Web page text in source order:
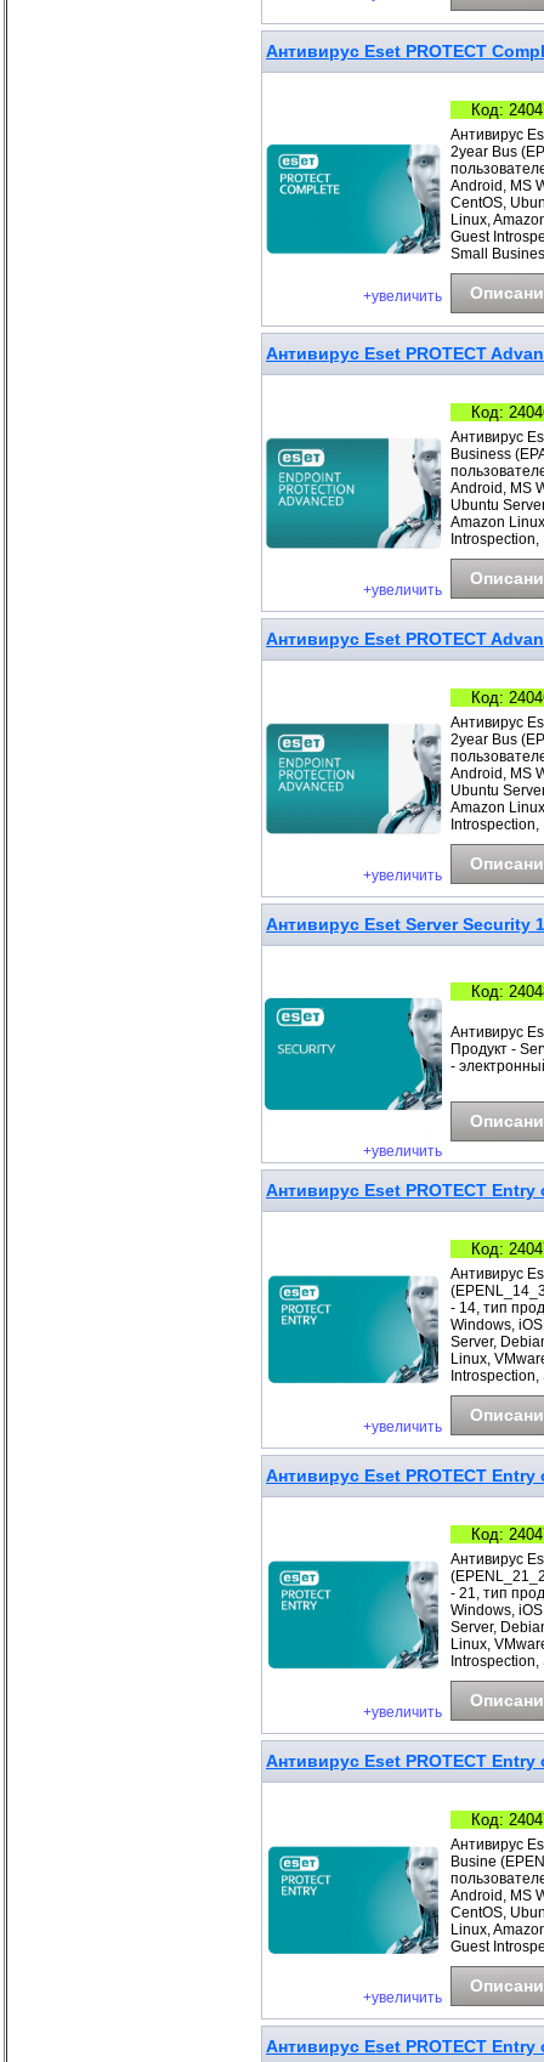
Антивирус Eset PROTECT
+увеличить
Код:
Антивирус
2year Bus
Android, MS
CentOS,
Linux,
Guest
Small
Антивирус Eset PROTECT
+увеличить
Код:
Антивирус
Business
Android, MS
Ubuntu
Amazon
Антивирус Eset PROTECT
+увеличить
Код:
Антивирус
2year Bus
Android, MS
Ubuntu
Amazon
Антивирус Eset Server Security
+увеличить
Код:
Антивирус
Продукт -
-
Антивирус Eset PROTECT
+увеличить
Код:
Антивирус
- 14, тип
Windows,
Server,
Linux,
Антивирус Eset PROTECT
+увеличить
Код:
Антивирус
- 21, тип
Windows,
Server,
Linux,
Антивирус Eset PROTECT
+увеличить
Код:
Антивирус
Busine
Android, MS
CentOS,
Linux,
Guest
Антивирус Eset PROTECT